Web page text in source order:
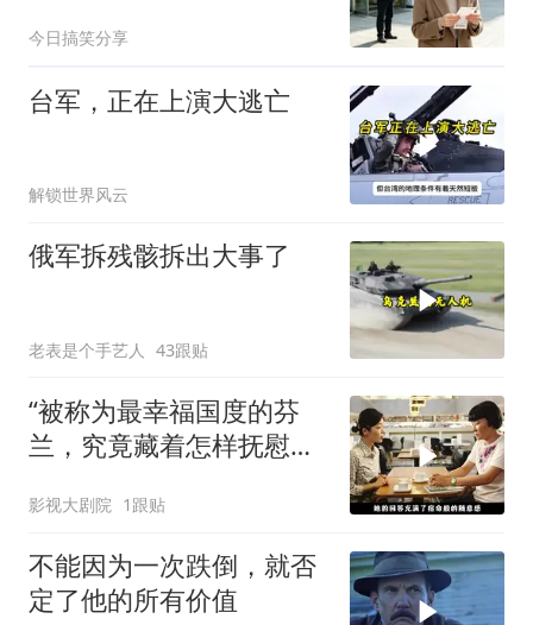
今日搞笑分享
台军，正在上演大逃亡
解锁世界风云
俄军拆残骸拆出大事了
老表是个手艺人 43跟贴
“被称为最幸福国度的芬
兰，究竟藏着怎样抚慰人
影视大剧院 1跟贴
不能因为一次跌倒，就否
定了他的所有价值